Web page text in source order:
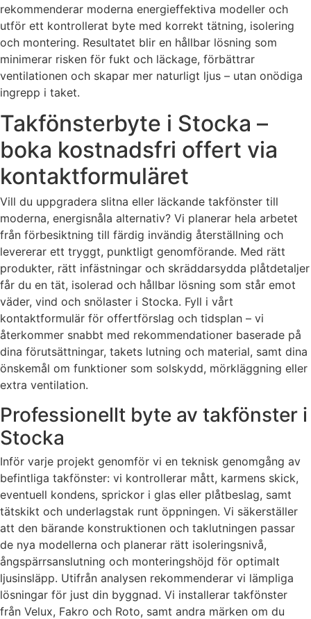
rekommenderar moderna energieffektiva modeller och
utför ett kontrollerat byte med korrekt tätning, isolering
och montering. Resultatet blir en hållbar lösning som
minimerar risken för fukt och läckage, förbättrar
ventilationen och skapar mer naturligt ljus – utan onödiga
ingrepp i taket.
Takfönsterbyte i Stocka –
boka kostnadsfri offert via
kontaktformuläret
Vill du uppgradera slitna eller läckande takfönster till
moderna, energisnåla alternativ? Vi planerar hela arbetet
från förbesiktning till färdig invändig återställning och
levererar ett tryggt, punktligt genomförande. Med rätt
produkter, rätt infästningar och skräddarsydda plåtdetaljer
får du en tät, isolerad och hållbar lösning som står emot
väder, vind och snölaster i Stocka. Fyll i vårt
kontaktformulär för offertförslag och tidsplan – vi
återkommer snabbt med rekommendationer baserade på
dina förutsättningar, takets lutning och material, samt dina
önskemål om funktioner som solskydd, mörkläggning eller
extra ventilation.
Professionellt byte av takfönster i
Stocka
Inför varje projekt genomför vi en teknisk genomgång av
befintliga takfönster: vi kontrollerar mått, karmens skick,
eventuell kondens, sprickor i glas eller plåtbeslag, samt
tätskikt och underlagstak runt öppningen. Vi säkerställer
att den bärande konstruktionen och taklutningen passar
de nya modellerna och planerar rätt isoleringsnivå,
ångspärrsanslutning och monteringshöjd för optimalt
ljusinsläpp. Utifrån analysen rekommenderar vi lämpliga
lösningar för just din byggnad. Vi installerar takfönster
från Velux, Fakro och Roto, samt andra märken om du